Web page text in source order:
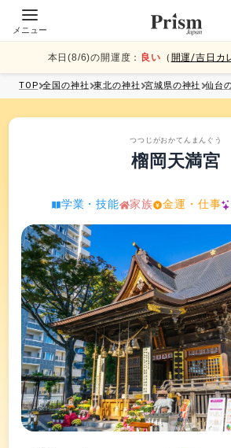
メニュー
本日(8/6)の開運度： 良い （ 開運/吉日カ
TOP 全国の神社 東北の神社 宮城県の神社 仙台
つつじがおかてんまんぐう
榴岡天満宮
学業・技能 家族 金運・仕事